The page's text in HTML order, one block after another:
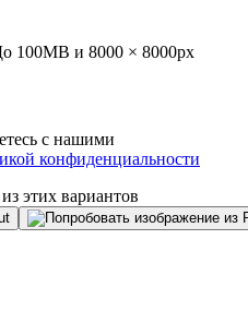
100MB и 8000 × 8000px
с нашими
конфиденциальности
этих вариантов